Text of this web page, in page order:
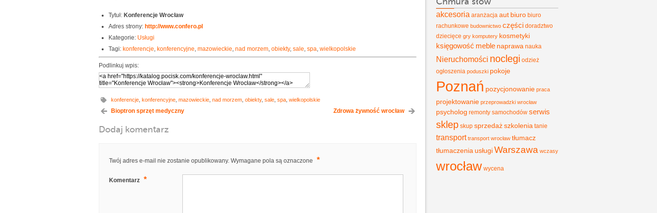
Tytuł: Konferencje Wrocław
Adres strony: http://www.confero.pl
Kategorie: Usługi
Tagi: konferencje, konferencyjne, mazowieckie, nad morzem, obiekty, sale, spa, wielkopolskie
Podlinkuj wpis:
konferencje konferencyjne mazowieckie nad morzem obiekty, sale spa wielkopolskie
Bioptron sprzęt medyczny Zdrowa żywność wrocław
Dodaj komentarz
Twój adres e-mail nie zostanie opublikowany. Wymagane pola są oznaczone *
Komentarz *
akcesoria aranżacja aut biuro biuro
rachunkowe budownictwo części doradztwo
dziecięce gry komputery kosmetyki
księgowość meble naprawa nauka
Nieruchomości noclegi odzież
ogłoszenia poduszki pokoje
Poznań pozycjonowanie praca
projektowanie przeprowadzki wrocław
psycholog remonty samochodów serwis
sklep skup sprzedaższkolenia tanie
transport transport wrocław tłumacz
tłumaczenia usługiWarszawa wczasy
wrocław wycena